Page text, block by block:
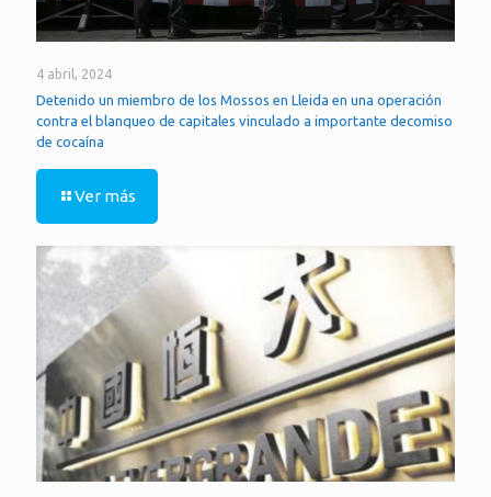
4 abril, 2024
Detenido un miembro de los Mossos en Lleida en una operación
contra el blanqueo de capitales vinculado a importante decomiso
de cocaína
Ver más